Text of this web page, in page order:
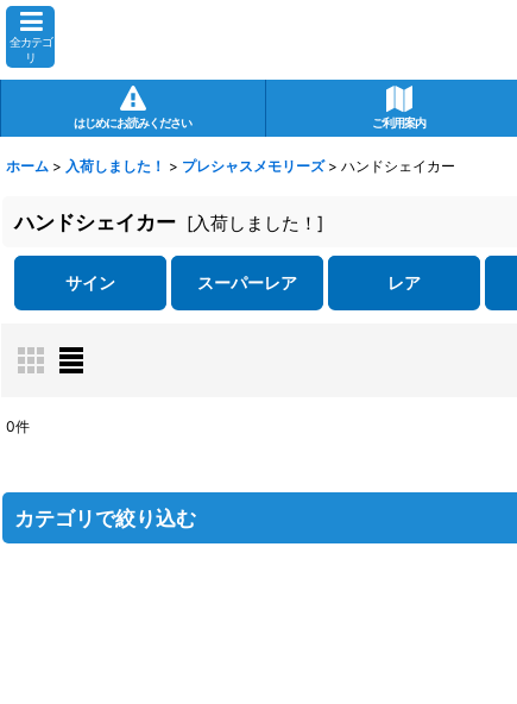
全カテゴ
リ
はじめにお読みください ご利用案内
ホーム > 入荷しました！ > プレシャスメモリーズ > ハンドシェイカー
ハンドシェイカー [入荷しました！ ]
サイン スーパーレア レア
在庫あり
0件
カテゴリで絞り込む